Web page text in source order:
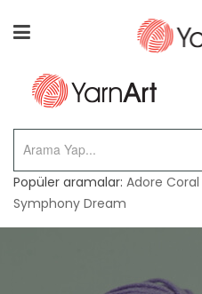
Popüler aramalar: Adore Coral
Symphony Dream